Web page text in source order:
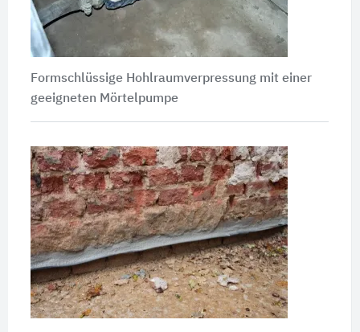
Formschlüssige Hohlraumverpressung mit einer
geeigneten Mörtelpumpe